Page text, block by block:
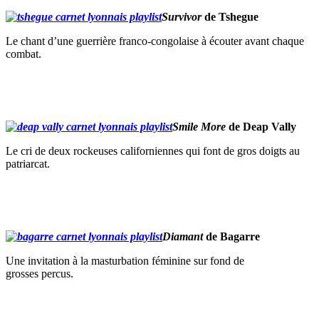
Survivorde Tshegue
Le chant d’une guerrière franco-congolaise à écouter avant chaque
combat.
Smile More de Deap Vally
Le cri de deux rockeuses californiennes qui font de gros doigts au
patriarcat.
Diamantde Bagarre
Une invitation à la masturbation féminine sur fond de
grosses percus.